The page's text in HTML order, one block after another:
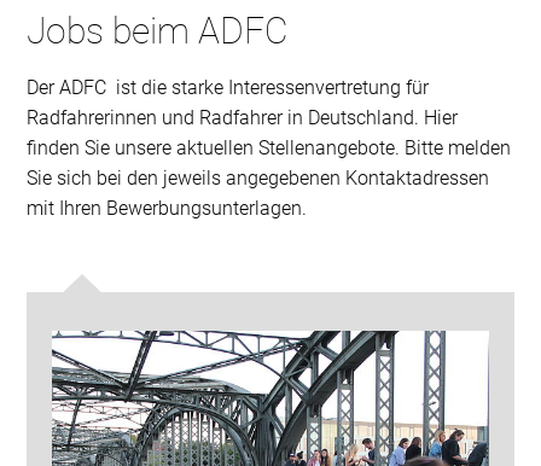
Jobs beim ADFC
Der ADFC ist die starke Interessenvertretung für
Radfahrerinnen und Radfahrer in Deutschland. Hier
finden Sie unsere aktuellen Stellenangebote. Bitte melden
Sie sich bei den jeweils angegebenen Kontaktadressen
mit Ihren Bewerbungsunterlagen.